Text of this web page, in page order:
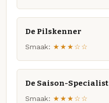
De Pilskenner
Smaak: ★★★☆☆
De Saison-Specialist
Smaak: ★★★☆☆